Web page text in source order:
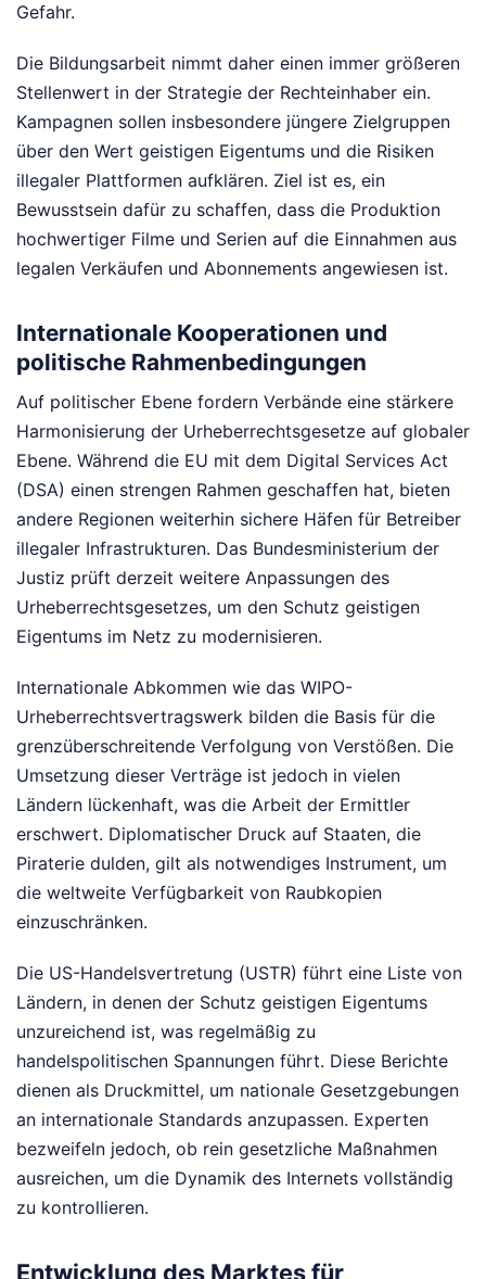
Gefahr.
Die Bildungsarbeit nimmt daher einen immer größeren
Stellenwert in der Strategie der Rechteinhaber ein.
Kampagnen sollen insbesondere jüngere Zielgruppen
über den Wert geistigen Eigentums und die Risiken
illegaler Plattformen aufklären. Ziel ist es, ein
Bewusstsein dafür zu schaffen, dass die Produktion
hochwertiger Filme und Serien auf die Einnahmen aus
legalen Verkäufen und Abonnements angewiesen ist.
Internationale Kooperationen und
politische Rahmenbedingungen
Auf politischer Ebene fordern Verbände eine stärkere
Harmonisierung der Urheberrechtsgesetze auf globaler
Ebene. Während die EU mit dem Digital Services Act
(DSA) einen strengen Rahmen geschaffen hat, bieten
andere Regionen weiterhin sichere Häfen für Betreiber
illegaler Infrastrukturen. Das Bundesministerium der
Justiz prüft derzeit weitere Anpassungen des
Urheberrechtsgesetzes, um den Schutz geistigen
Eigentums im Netz zu modernisieren.
Internationale Abkommen wie das WIPO-
Urheberrechtsvertragswerk bilden die Basis für die
grenzüberschreitende Verfolgung von Verstößen. Die
Umsetzung dieser Verträge ist jedoch in vielen
Ländern lückenhaft, was die Arbeit der Ermittler
erschwert. Diplomatischer Druck auf Staaten, die
Piraterie dulden, gilt als notwendiges Instrument, um
die weltweite Verfügbarkeit von Raubkopien
einzuschränken.
Die US-Handelsvertretung (USTR) führt eine Liste von
Ländern, in denen der Schutz geistigen Eigentums
unzureichend ist, was regelmäßig zu
handelspolitischen Spannungen führt. Diese Berichte
dienen als Druckmittel, um nationale Gesetzgebungen
an internationale Standards anzupassen. Experten
bezweifeln jedoch, ob rein gesetzliche Maßnahmen
ausreichen, um die Dynamik des Internets vollständig
zu kontrollieren.
Entwicklung des Marktes für